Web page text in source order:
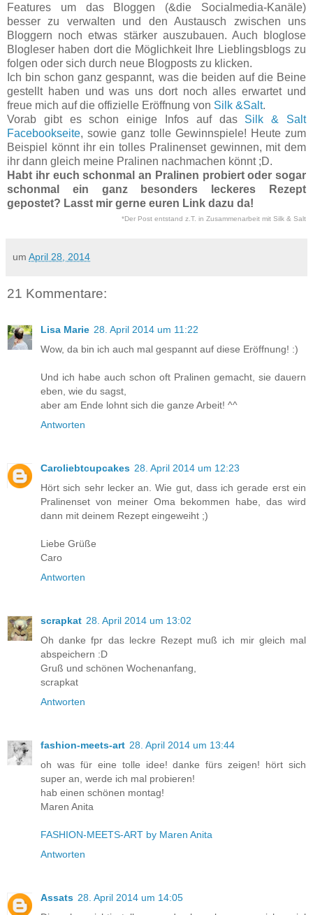
Features um das Bloggen (&die Socialmedia-Kanäle)
besser zu verwalten und den Austausch zwischen uns
Bloggern noch etwas stärker auszubauen. Auch bloglose
Blogleser haben dort die Möglichkeit Ihre Lieblingsblogs zu
folgen oder sich durch neue Blogposts zu klicken.
Ich bin schon ganz gespannt, was die beiden auf die Beine
gestellt haben und was uns dort noch alles erwartet und
freue mich auf die offizielle Eröffnung von Silk &Salt.
Vorab gibt es schon einige Infos auf das Silk & Salt
Facebookseite, sowie ganz tolle Gewinnspiele! Heute zum
Beispiel könnt ihr ein tolles Pralinenset gewinnen, mit dem
ihr dann gleich meine Pralinen nachmachen könnt ;D.
Habt ihr euch schonmal an Pralinen probiert oder sogar
schonmal ein ganz besonders leckeres Rezept
gepostet? Lasst mir gerne euren Link dazu da!
*Der Post entstand z.T. in Zusammenarbeit mit Silk & Salt
um April 28, 2014
21 Kommentare:
Lisa Marie 28. April 2014 um 11:22
Wow, da bin ich auch mal gespannt auf diese Eröffnung! :)
Und ich habe auch schon oft Pralinen gemacht, sie dauern
eben, wie du sagst,
aber am Ende lohnt sich die ganze Arbeit! ^^
Antworten
Caroliebtcupcakes 28. April 2014 um 12:23
Hört sich sehr lecker an. Wie gut, dass ich gerade erst ein
Pralinenset von meiner Oma bekommen habe, das wird
dann mit deinem Rezept eingeweiht ;)
Liebe Grüße
Caro
Antworten
scrapkat 28. April 2014 um 13:02
Oh danke fpr das leckre Rezept muß ich mir gleich mal
abspeichern :D
Gruß und schönen Wochenanfang,
scrapkat
Antworten
fashion-meets-art 28. April 2014 um 13:44
oh was für eine tolle idee! danke fürs zeigen! hört sich
super an, werde ich mal probieren!
hab einen schönen montag!
Maren Anita
FASHION-MEETS-ART by Maren Anita
Antworten
Assats 28. April 2014 um 14:05